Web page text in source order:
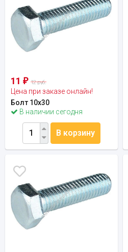
11 ₽ 12 руб.
Цена при заказе онлайн!
Болт 10х30
В наличии сегодня
В корзину